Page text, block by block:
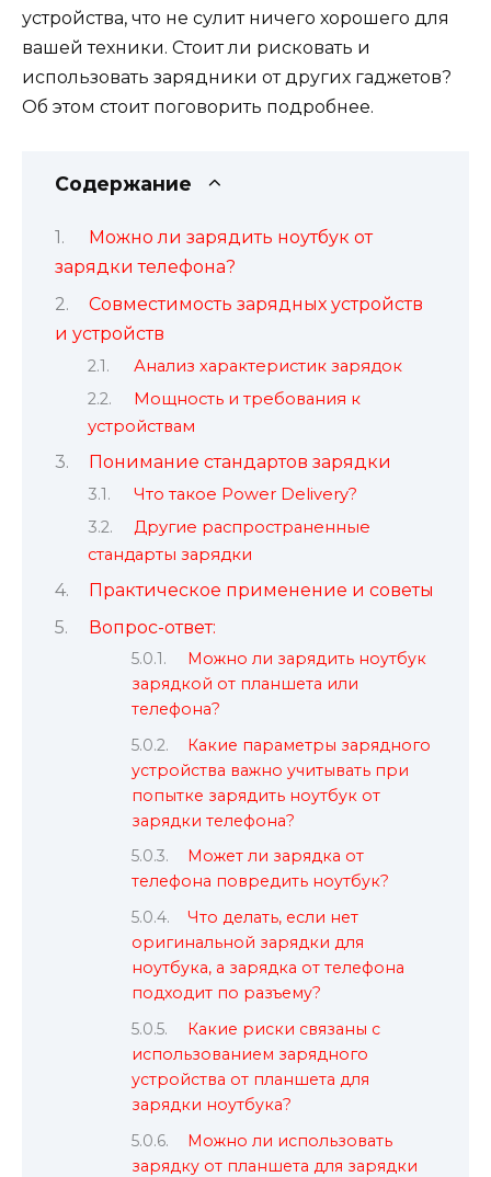
устройства, что не сулит ничего хорошего для
вашей техники. Стоит ли рисковать и
использовать зарядники от других гаджетов?
Об этом стоит поговорить подробнее.
Содержание
Можно ли зарядить ноутбук от
зарядки телефона?
Совместимость зарядных устройств
и устройств
Анализ характеристик зарядок
Мощность и требования к
устройствам
Понимание стандартов зарядки
Что такое Power Delivery?
Другие распространенные
стандарты зарядки
Практическое применение и советы
Вопрос-ответ:
Можно ли зарядить ноутбук
зарядкой от планшета или
телефона?
Какие параметры зарядного
устройства важно учитывать при
попытке зарядить ноутбук от
зарядки телефона?
Может ли зарядка от
телефона повредить ноутбук?
Что делать, если нет
оригинальной зарядки для
ноутбука, а зарядка от телефона
подходит по разъему?
Какие риски связаны с
использованием зарядного
устройства от планшета для
зарядки ноутбука?
Можно ли использовать
зарядку от планшета для зарядки